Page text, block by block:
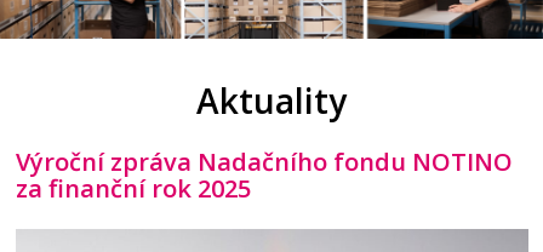
Aktuality
Výroční zpráva Nadačního fondu NOTINO
za finanční rok 2025